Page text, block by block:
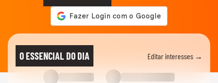
O ESSENCIAL DO DIA Editar interesses →